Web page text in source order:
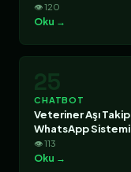
👁 120
Oku →
25
CHATBOT
Veteriner Aşı Takip
WhatsApp Sistemi
👁 113
Oku →